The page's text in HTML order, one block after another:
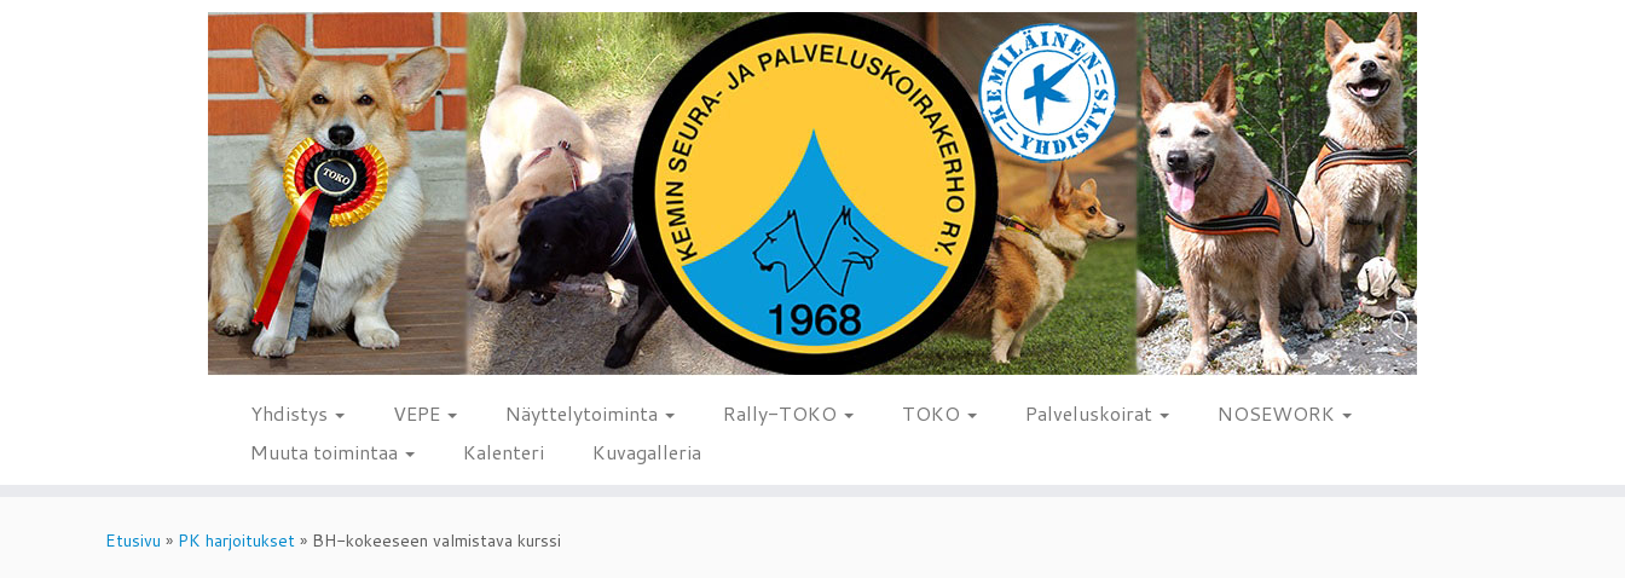
Yhdistys VEPE Näyttelytoiminta Rally-TOKO TOKO Palveluskoirat
NOSEWORK
Muuta toimintaa
Kalenteri Kuvagalleria
Etusivu » PK harjoitukset » BH-kokeeseen valmistava kurssi